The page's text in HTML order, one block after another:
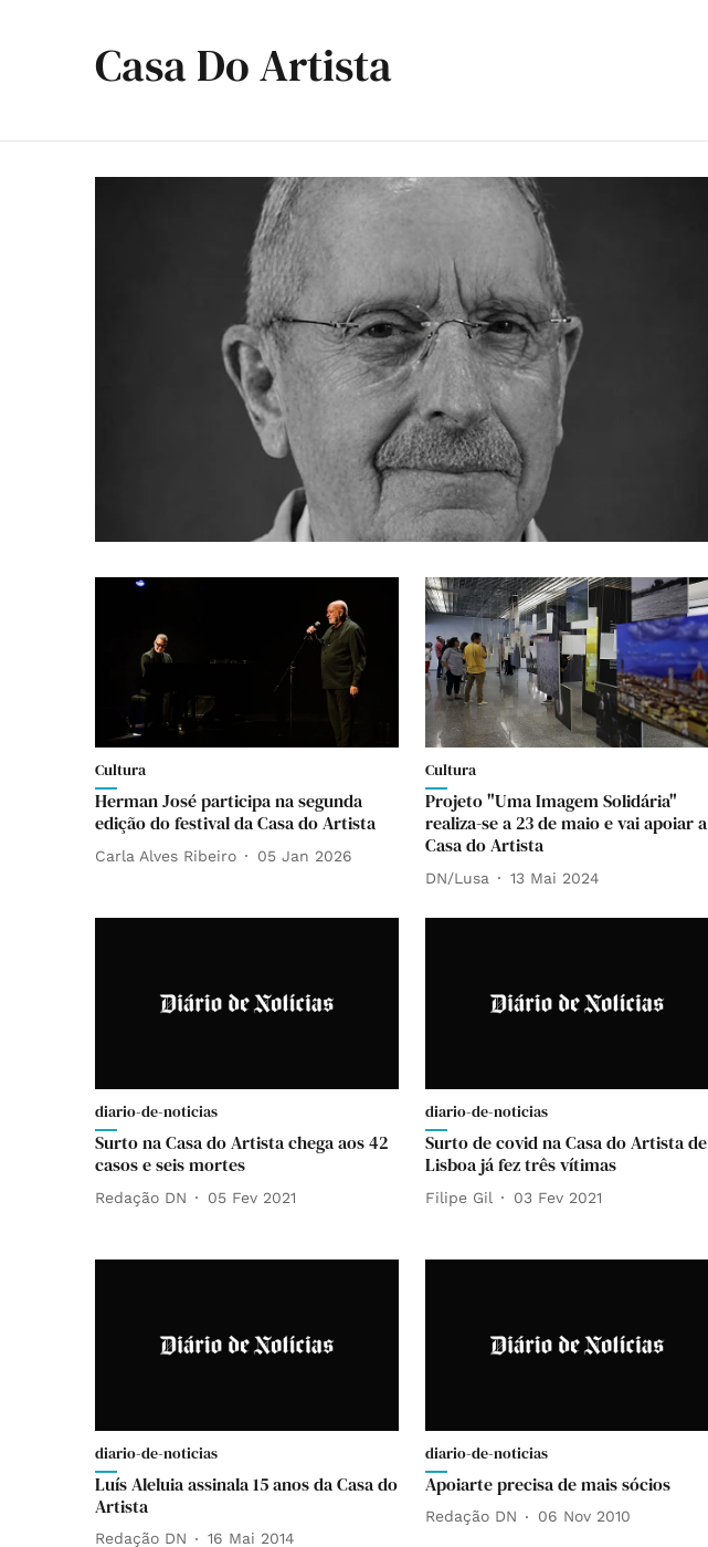
Casa Do Artista
Cultura
Herman José participa na segunda
edição do festival da Casa do Artista
Carla Alves Ribeiro 05 Jan 2026
Cultura
Projeto "Uma Imagem Solidária"
realiza-se a 23 de maio e vai apoiar a
Casa do Artista
DN/Lusa 13 Mai 2024
diario-de-noticias
Surto na Casa do Artista chega aos 42
casos e seis mortes
Redação DN 05 Fev 2021
diario-de-noticias
Surto de covid na Casa do Artista de
Lisboa já fez três vítimas
Filipe Gil 03 Fev 2021
diario-de-noticias
Luís Aleluia assinala 15 anos da Casa do
Artista
Redação DN 16 Mai 2014
diario-de-noticias
Apoiarte precisa de mais sócios
Redação DN 06 Nov 2010